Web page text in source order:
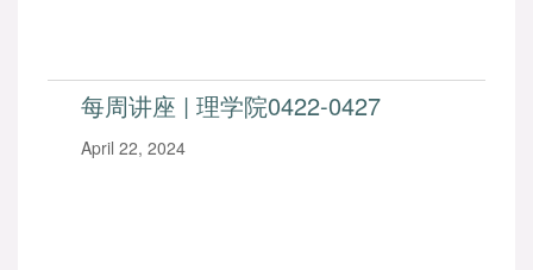
每周讲座 | 理学院0422-0427
April 22, 2024